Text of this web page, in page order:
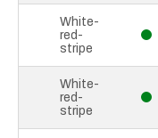
White-
red-
stripe
White-
red-
stripe